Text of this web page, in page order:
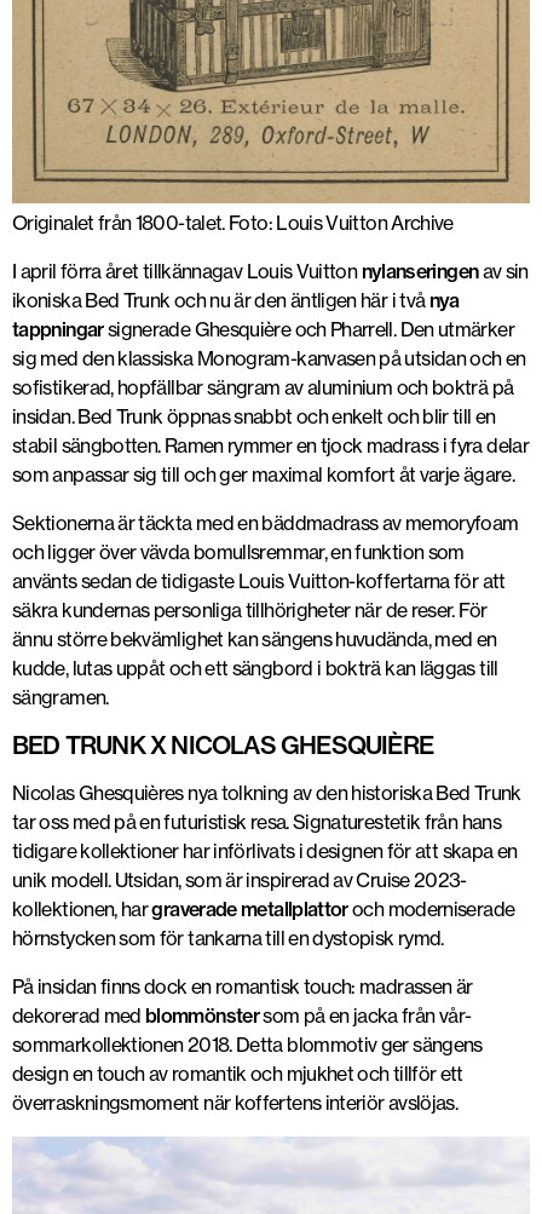
Originalet från 1800-talet. Foto: Louis Vuitton Archive
I april förra året tillkännagav Louis Vuitton nylanseringenav sin
ikoniska Bed Trunk och nu är den äntligen här i två nya
tappningarsignerade Ghesquière och Pharrell. Den utmärker
sig med den klassiska Monogram-kanvasen på utsidan och en
sofistikerad, hopfällbar sängram av aluminium och bokträ på
insidan. Bed Trunk öppnas snabbt och enkelt och blir till en
stabil sängbotten. Ramen rymmer en tjock madrass i fyra delar
som anpassar sig till och ger maximal komfort åt varje ägare.
Sektionerna är täckta med en bäddmadrass av memoryfoam
och ligger över vävda bomullsremmar, en funktion som
använts sedan de tidigaste Louis Vuitton-koffertarna för att
säkra kundernas personliga tillhörigheter när de reser. För
ännu större bekvämlighet kan sängens huvudända, med en
kudde, lutas uppåt och ett sängbord i bokträ kan läggas till
sängramen.
BED TRUNK X NICOLAS GHESQUIÈRE
Nicolas Ghesquières nya tolkning av den historiska Bed Trunk
tar oss med på en futuristisk resa. Signaturestetik från hans
tidigare kollektioner har införlivats i designen för att skapa en
unik modell. Utsidan, som är inspirerad av Cruise 2023-
kollektionen, hargraverade metallplattoroch moderniserade
hörnstycken som för tankarna till en dystopisk rymd.
På insidan finns dock en romantisk touch: madrassen är
dekorerad med blommönstersom på en jacka från vår-
sommarkollektionen 2018. Detta blommotiv ger sängens
design en touch av romantik och mjukhet och tillför ett
överraskningsmoment när koffertens interiör avslöjas.